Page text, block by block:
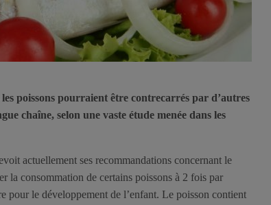
poissons pourraient être contrecarrés par d’autres
chaîne, selon une vaste étude menée dans les
actuellement ses recommandations concernant le
la consommation de certains poissons à 2 fois par
pour le développement de l’enfant. Le poisson contient